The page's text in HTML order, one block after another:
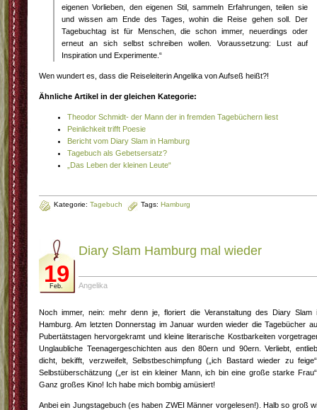
eigenen Vorlieben, den eigenen Stil, sammeln Erfahrungen, teilen sie
und wissen am Ende des Tages, wohin die Reise gehen soll. Der
Tagebuchtag ist für Menschen, die schon immer, neuerdings oder
erneut an sich selbst schreiben wollen. Voraussetzung: Lust auf
Inspiration und Experimente.“
Wen wundert es, dass die Reiseleiterin Angelika von Aufseß heißt?!
Ähnliche Artikel in der gleichen Kategorie:
Theodor Schmidt- der Mann der in fremden Tagebüchern liest
Peinlichkeit trifft Poesie
Bericht vom Diary Slam in Hamburg
Tagebuch als Gebetsersatz?
„Das Leben der kleinen Leute“
Kategorie: Tagebuch Tags: Hamburg
19
Feb.
Diary Slam Hamburg mal wieder
Angelika
Noch immer, nein: mehr denn je, floriert die Veranstaltung des Diary Slam
Hamburg. Am letzten Donnerstag im Januar wurden wieder die Tagebücher
Pubertätstagen hervorgekramt und kleine literarische Kostbarkeiten
Unglaubliche Teenagergeschichten aus den 80ern und 90ern. Verliebt,
dicht, bekifft, verzweifelt, Selbstbeschimpfung („ich Bastard wieder zu
Selbstüberschätzung („er ist ein kleiner Mann, ich bin eine große starke
Ganz großes Kino! Ich habe mich bombig amüsiert!
Anbei ein Jungstagebuch (es haben ZWEI Männer vorgelesen!). Halb so groß